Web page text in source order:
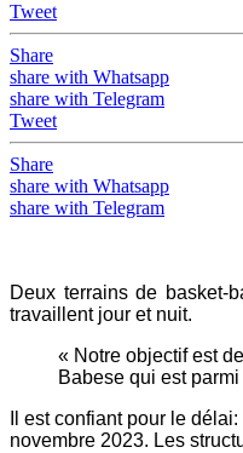
Tweet
Share
share with Whatsapp
share with Telegram
Tweet
Share
share with Whatsapp
share with Telegram
Deux terrains de basket-
travaillent jour et nuit.
« Notre objectif est
Babese qui est
Il est confiant pour le
novembre 2023. Les